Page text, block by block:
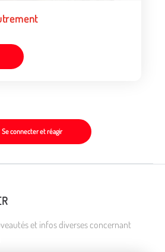
Se connecter et réagir
et infos diverses concernant